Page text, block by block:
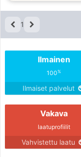
1
Ilmainen
100%
Ilmaiset palvelut
Vakava
laatuprofiilit
Vahvistettu laatu